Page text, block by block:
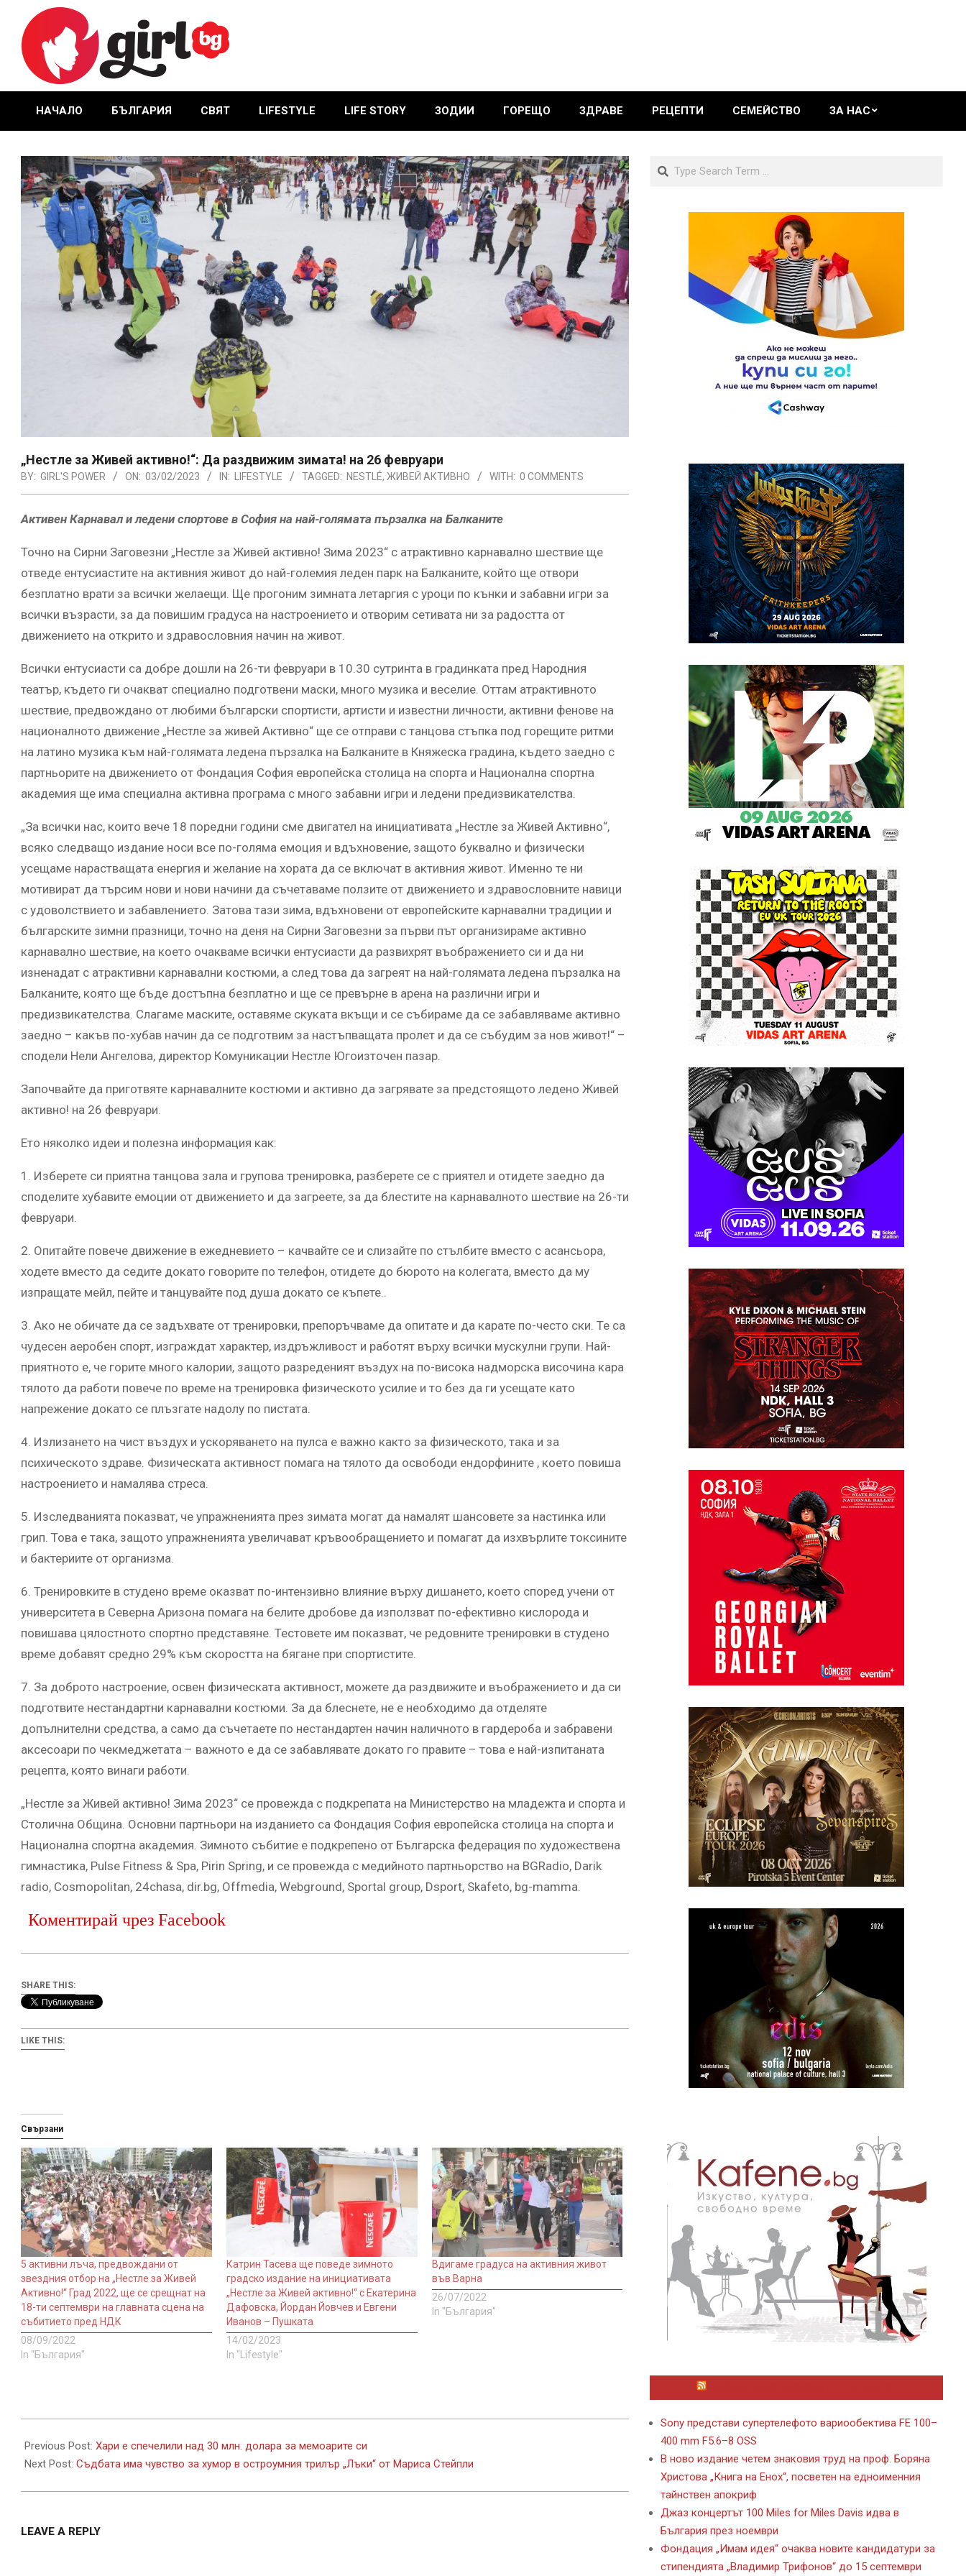
content
GIRL.BG
Primary
Menu
НАЧАЛО БЪЛГАРИЯ СВЯТ LIFESTYLE LIFE STORY ЗОДИИ ГОРЕЩО ЗДРАВЕ РЕЦЕПТИ СЕМЕЙСТВО ЗА НАС
„Нестле за Живей активно!“: Да раздвижим зимата! на 26 февруари
BY: GIRL'S POWER ON: 03/02/2023 IN: LIFESTYLE TAGGED: NESTLÉ, ЖИВЕЙ АКТИВНО WITH: 0 COMMENTS
Активен Карнавал и ледени спортове в София на най-голямата пързалка на Балканите
Точно на Сирни Заговезни „Нестле за Живей активно! Зима 2023“ с атрактивно карнавално шествие ще
отведе ентусиастите на активния живот до най-големия леден парк на Балканите, който ще отвори
безплатно врати за всички желаещи. Ще прогоним зимната летаргия с уроци по кънки и забавни игри за
всички възрасти, за да повишим градуса на настроението и отворим сетивата ни за радостта от
движението на открито и здравословния начин на живот.
Всички ентусиасти са добре дошли на 26-ти февруари в 10.30 сутринта в градинката пред Народния
театър, където ги очакват специално подготвени маски, много музика и веселие. Оттам атрактивното
шествие, предвождано от любими български спортисти, артисти и известни личности, активни фенове на
националното движение „Нестле за живей Активно“ ще се отправи с танцова стъпка под горещите ритми
на латино музика към най-голямата ледена пързалка на Балканите в Княжеска градина, където заедно с
партньорите на движението от Фондация София европейска столица на спорта и Национална спортна
академия ще има специална активна програма с много забавни игри и ледени предизвикателства.
„За всички нас, които вече 18 поредни години сме двигател на инициативата „Нестле за Живей Активно“,
всяко следващо издание носи все по-голяма емоция и вдъхновение, защото буквално и физически
усещаме нарастващата енергия и желание на хората да се включат в активния живот. Именно те ни
мотивират да търсим нови и нови начини да съчетаваме ползите от движението и здравословните навици
с удоволствието и забавлението. Затова тази зима, вдъхновени от европейските карнавални традиции и
българските зимни празници, точно на деня на Сирни Заговезни за първи път организираме активно
карнавално шествие, на което очакваме всички ентусиасти да развихрят въображението си и да ни
изненадат с атрактивни карнавални костюми, а след това да загреят на най-голямата ледена пързалка на
Балканите, която ще бъде достъпна безплатно и ще се превърне в арена на различни игри и
предизвикателства. Слагаме маските, оставяме скуката вкъщи и се събираме да се забавляваме активно
заедно – какъв по-хубав начин да се подготвим за настъпващата пролет и да се събудим за нов живот!“ –
сподели Нели Ангелова, директор Комуникации Нестле Югоизточен пазар.
Започвайте да приготвяте карнавалните костюми и активно да загрявате за предстоящото ледено Живей
активно! на 26 февруари.
Ето няколко идеи и полезна информация как:
1. Изберете си приятна танцова зала и групова тренировка, разберете се с приятел и отидете заедно да
споделите хубавите емоции от движението и да загреете, за да блестите на карнавалното шествие на 26-ти
февруари.
2. Опитайте повече движение в ежедневието – качвайте се и слизайте по стълбите вместо с асансьора,
ходете вместо да седите докато говорите по телефон, отидете до бюрото на колегата, вместо да му
изпращате мейл, пейте и танцувайте под душа докато се къпете..
3. Ако не обичате да се задъхвате от тренировки, препоръчваме да опитате и да карате по-често ски. Те са
чудесен аеробен спорт, изграждат характер, издръжливост и работят върху всички мускулни групи. Най-
приятното е, че горите много калории, защото разреденият въздух на по-висока надморска височина кара
тялото да работи повече по време на тренировка физическото усилие и то без да ги усещате като
напрежение докато се плъзгате надолу по пистата.
4. Излизането на чист въздух и ускоряването на пулса е важно както за физическото, така и за
психическото здраве. Физическата активност помага на тялото да освободи ендорфините , което повиша
настроението и намалява стреса.
5. Изследванията показват, че упражненията през зимата могат да намалят шансовете за настинка или
грип. Това е така, защото упражненията увеличават кръвообращението и помагат да изхвърлите токсините
и бактериите от организма.
6. Тренировките в студено време оказват по-интензивно влияние върху дишането, което според учени от
университета в Северна Аризона помага на белите дробове да използват по-ефективно кислорода и
повишава цялостното спортно представяне. Тестовете им показват, че редовните тренировки в студено
време добавят средно 29% към скоростта на бягане при спортистите.
7. За доброто настроение, освен физическата активност, можете да раздвижите и въображението и да си
подготвите нестандартни карнавални костюми. За да блеснете, не е необходимо да отделяте
допълнителни средства, а само да съчетаете по нестандартен начин наличното в гардероба и забравени
аксесоари по чекмеджетата – важното е да се забавлявате докато го правите – това е най-изпитаната
рецепта, която винаги работи.
„Нестле за Живей активно! Зима 2023“ се провежда с подкрепата на Министерство на младежта и спорта и
Столична Община. Основни партньори на изданието са Фондация София европейска столица на спорта и
Национална спортна академия. Зимното събитие е подкрепено от Българска федерация по художествена
гимнастика, Pulse Fitness & Spa, Pirin Spring, и се провежда с медийното партньорство на BGRadio, Darik
radio, Cosmopolitan, 24chasa, dir.bg, Offmedia, Webground, Sportal group, Dsport, Skafeto, bg-mamma.
Коментирай чрез Facebook
SHARE THIS:
LIKE THIS:
Свързани
5 активни лъча, предвождани от
звездния отбор на „Нестле за Живей
Активно!“ Град 2022, ще се срещнат на
18-ти септември на главната сцена на
събитието пред НДК
08/09/2022
In "България"
Катрин Тасева ще поведе зимното
градско издание на инициативата
„Нестле за Живей активно!“ с Екатерина
Дафовска, Йордан Йовчев и Евгени
Иванов – Пушката
14/02/2023
In "Lifestyle"
Вдигаме градуса на активния живот
във Варна
26/07/2022
In "България"
02-
03
Previous Post: Хари е спечелили над 30 млн. долара за мемоарите си
Next Post: Съдбата има чувство за хумор в остроумния трилър „Лъки“ от Мариса Стейпли
LEAVE A REPLY
Search
Sony представи супертелефото вариообектива FE 100–
400 mm F5.6–8 OSS
В ново издание четем знаковия труд на проф. Боряна
Христова „Книга на Енох“, посветен на едноименния
тайнствен апокриф
Джаз концертът 100 Miles for Miles Davis идва в
България през ноември
Фондация „Имам идея“ очаква новите кандидатури за
стипендията „Владимир Трифонов“ до 15 септември